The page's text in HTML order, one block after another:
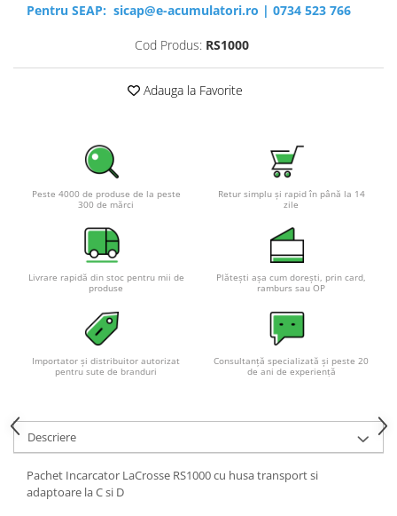
Pentru SEAP: sicap@e-acumulatori.ro | 0734 523 766
Cod Produs: RS1000
Adauga la Favorite
Peste 4000 de produse de la peste
300 de mărci
Retur simplu și rapid în până la 14
zile
Livrare rapidă din stoc pentru mii de
produse
Plătești așa cum dorești, prin card,
ramburs sau OP
Importator și distribuitor autorizat
pentru sute de branduri
Consultanță specializată și peste 20
de ani de experiență
Descriere
Pachet Incarcator LaCrosse RS1000 cu husa transport si
adaptoare la C si D